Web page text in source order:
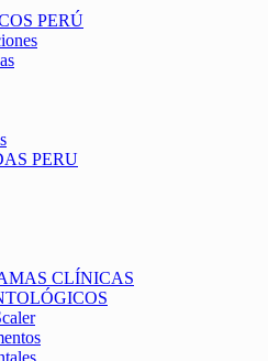
PERÚ
PERU
CLÍNICAS